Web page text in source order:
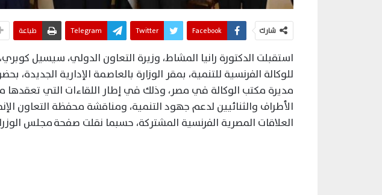
شارك Facebook
Twitter
Telegram طباعة
استقبلت الدكتورة رانيا المشاط، وزيرة التعاون الدولي، سيسيل
للوكالة الفرنسية للتنمية، بمقر الوزارة بالعاصمة الإدارية الجديدة،
مديرة مكتب الوكالة في مصر، وذلك في إطار اللقاءات التي تعقدها
الأطراف والثنائيين لدعم جهود التنمية، ومناقشة محفظة التعاون
العلاقات المصرية الفرنسية المشتركة، حسبما نقلت صفحة مجلس